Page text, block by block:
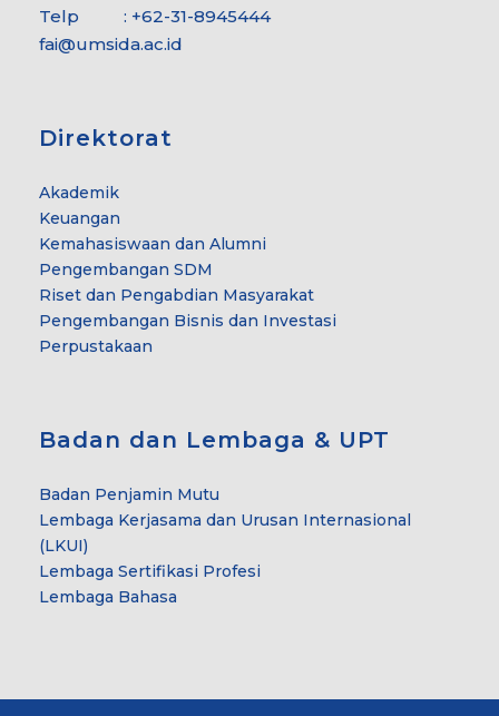
Telp : +62-31-8945444
fai@umsida.ac.id
Direktorat
Akademik
Keuangan
Kemahasiswaan dan Alumni
Pengembangan SDM
Riset dan Pengabdian Masyarakat
Pengembangan Bisnis dan Investasi
Perpustakaan
Badan dan Lembaga & UPT
Badan Penjamin Mutu
Lembaga Kerjasama dan Urusan Internasional
(LKUI)
Lembaga Sertifikasi Profesi
Lembaga Bahasa